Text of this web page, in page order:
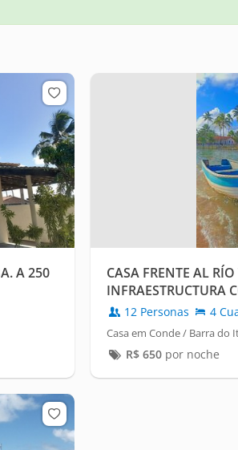
A 250
CASA FRENTE AL
INFRAESTRUCTURA
12 Personas 4
Casa em Conde / Barra do
R$ 650por noche